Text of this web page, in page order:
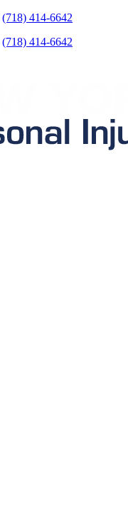
(718) 414-6642
(718) 414-6642